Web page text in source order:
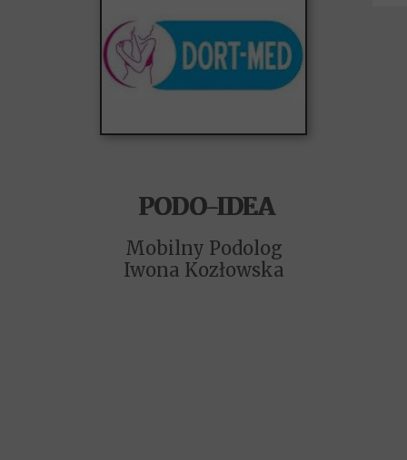
PODO-IDEA
Mobilny Podolog
Iwona Kozłowska
PODO-IDEA